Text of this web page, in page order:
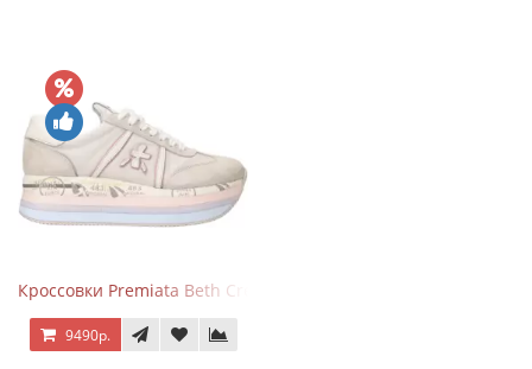
Кроссовки Premiata Beth Cream Sand
9490р.